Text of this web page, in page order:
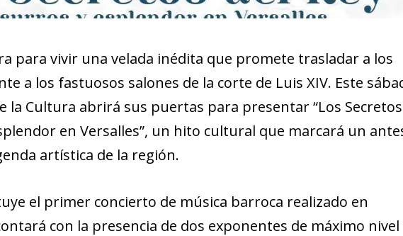
para vivir una velada inédita que promete trasladar a los
a los fastuosos salones de la corte de Luis XIV. Este
la Cultura abrirá sus puertas para presentar “Los Secretos
en Versalles”, un hito cultural que marcará un
artística de la región.
el primer concierto de música barroca realizado en
con la presencia de dos exponentes de máximo nivel